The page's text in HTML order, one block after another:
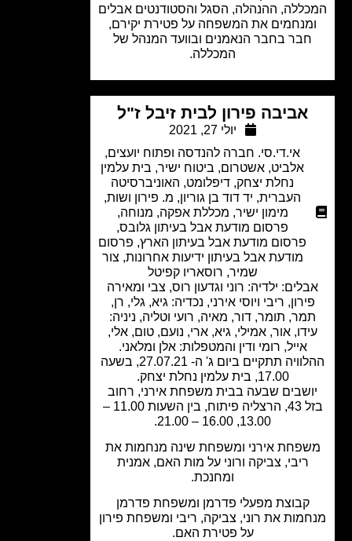
ההנהלה, הסגל והסטודנטים אבלים
את המשפחה על פטירת יקירם,
בחבר הנאמנים ובוועד המנהל של
המכללה.
אביבה פירון לבית זיבל ז"ל
אי.די.סי. חברה להנדסה ופתוח יועצים,
אשטרום,ביטוח ישיר,בית עלמין
נחלת יצחק,דיפלומט,האוניברסיטה
,יד דוד בן גוריון ,מ. פירון ושות,
מימון ישיר,מכללת אפקה,מנוחה,
פרסום מודעת אבל בעיתון גלובס,
פרסום מודעת אבל בעיתון הארץ,פרסום
מודעת אבל בעיתון ידיעות אחרונות,צור
רוסאריו קפיטל
ילדיה: רוני וגדעון רוס, צבי ומאירה
ריבי ויוסי אירני, נכדיה: גיא, גלי, רן,
תומר, דור, מאיה, רועי וטליה, ניניה:
אור, אמילי, גיא, ארי, נועם, טום, אלי,
אייל, רומי ודין והמטפלות: אלן ומלאני.
ההלוויה תתקיים ביום ג' ה- 27.07.21, בשעה
שבעה בבית משפחת אירני, רחוב
בזל 43, הרצליה פיתוח, בין השעות 11.00 –
אירני ומשפחת שינה מנחמות את
ריבי, צביקה ורוני על מות האם, אמנית
ומחנכת.
קבוצת מפעלי פדרמן ומשפחת פדרמן
את רוני, צביקה, ריבי ומשפחת פירון
על פטירת האם.